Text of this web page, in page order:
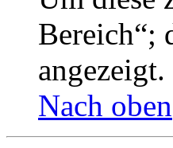
Bereich“;
Nach oben